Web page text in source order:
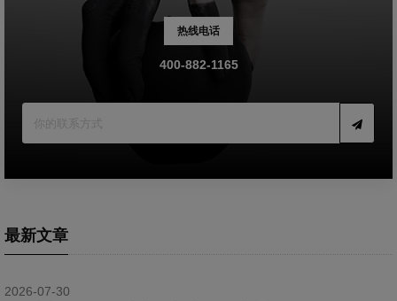
热线电话
400-882-1165
最新文章
2026-07-30